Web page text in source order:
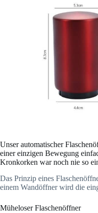
Unser automatischer
einer einzigen Bewegung
Kronkorken war noch nie so
Das Prinzip eines
einem Wandöffner wird die
Müheloser Flaschenöffner